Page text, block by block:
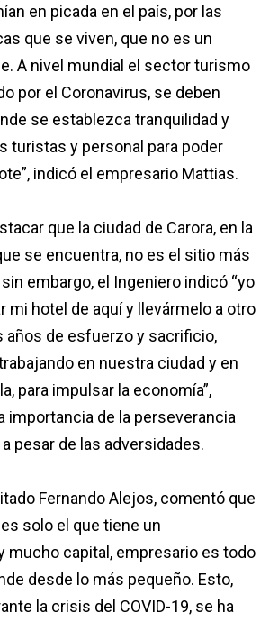
en picada en el país, por las
que se viven, que no es un
A nivel mundial el sector turismo
por el Coronavirus, se deben
se establezca tranquilidad y
turistas y personal para poder
indicó el empresario Mattias.
que la ciudad de Carora, en la
se encuentra, no es el sitio más
embargo, el Ingeniero indicó “yo
mi hotel de aquí y llevármelo a otro
años de esfuerzo y sacrificio,
en nuestra ciudad y en
para impulsar la economía”,
importancia de la perseverancia
pesar de las adversidades.
Fernando Alejos, comentó que
solo el que tiene un
mucho capital, empresario es todo
desde lo más pequeño. Esto,
la crisis del COVID-19, se ha